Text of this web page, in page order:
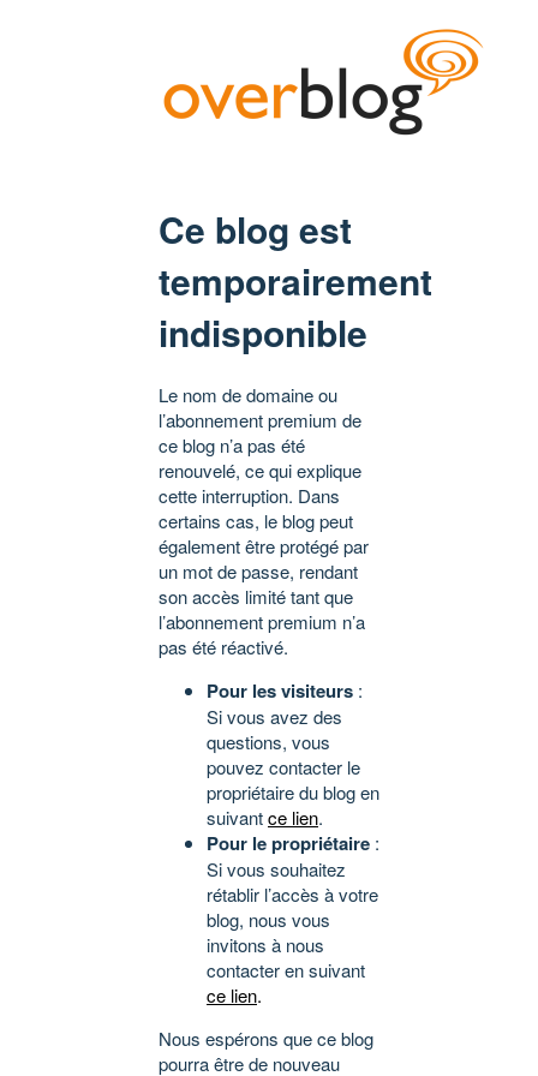
Ce blog est
temporairement
indisponible
Le nom de domaine ou
l’abonnement premium de
ce blog n’a pas été
renouvelé, ce qui explique
cette interruption. Dans
certains cas, le blog peut
également être protégé par
un mot de passe, rendant
son accès limité tant que
l’abonnement premium n’a
pas été réactivé.
Pour les visiteurs :
Si vous avez des
questions, vous
pouvez contacter le
propriétaire du blog en
suivantce lien.
Pour le propriétaire :
Si vous souhaitez
rétablir l’accès à votre
blog, nous vous
invitons à nous
contacter en suivant
ce lien.
Nous espérons que ce blog
pourra être de nouveau